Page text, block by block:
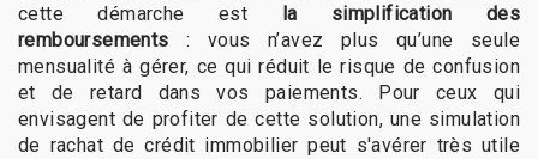
cette démarche est
la simplification des
remboursements : vous n’avez plus qu’une seule
mensualité à gérer, ce qui réduit le risque de confusion
et de retard dans vos paiements. Pour ceux qui
envisagent de profiter de cette solution, une simulation
de rachat de crédit immobilier peut s'avérer très utile